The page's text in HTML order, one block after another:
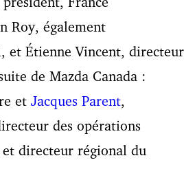
Roy, également
et Étienne Vincent, directeur
de Mazda Canada :
et Jacques Parent,
des opérations
et directeur régional du